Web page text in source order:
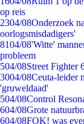
op reis
2304/08Onderzoek
oorlogsmisdadigers'
8104/08'Witte'
probleem
504/08Street Fighter
3004/08Ceuta-leider
'gruweldaad'
504/08Control
604/08Grote
604/08FOK! was